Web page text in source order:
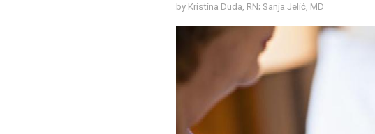
by Kristina Duda, RN; Sanja Jelić, MD